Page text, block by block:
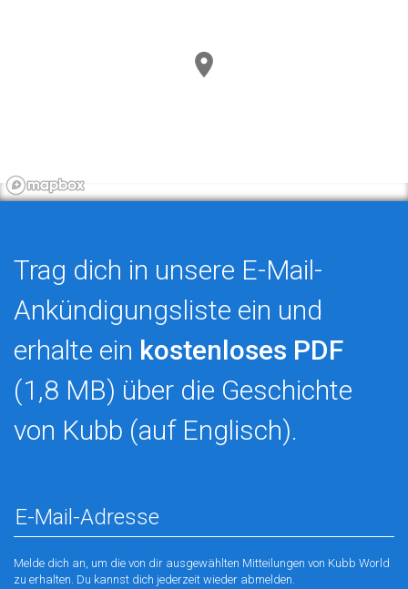
Trag dich in unsere E-Mail-
Ankündigungsliste ein und
erhalte ein kostenloses PDF
(1,8 MB) über die Geschichte
von Kubb (auf Englisch).
Melde dich an, um die von dir ausgewählten Mitteilungen von Kubb World
zu erhalten. Du kannst dich jederzeit wieder abmelden.